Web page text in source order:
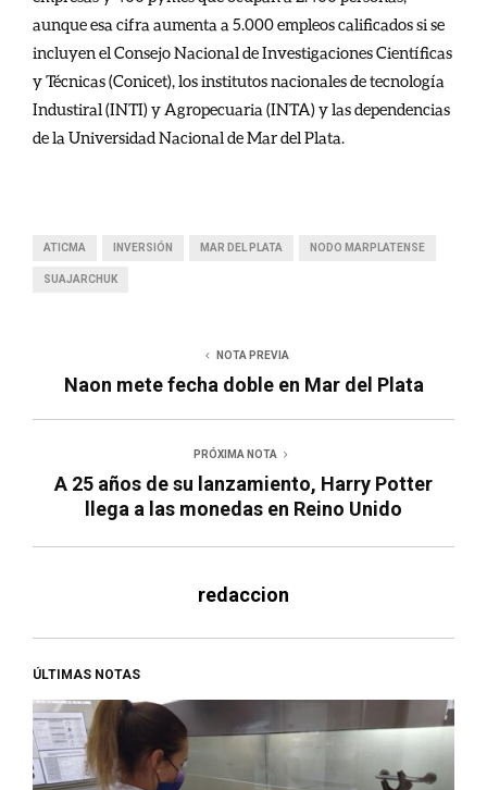
aunque esa cifra aumenta a 5.000 empleos calificados si se
incluyen el Consejo Nacional de Investigaciones Científicas
y Técnicas (Conicet), los institutos nacionales de tecnología
Industiral (INTI) y Agropecuaria (INTA) y las dependencias
de la Universidad Nacional de Mar del Plata.
ATICMA INVERSIÓN MAR DEL PLATA NODO MARPLATENSE
SUAJARCHUK
NOTA PREVIA
Naon mete fecha doble en Mar del Plata
PRÓXIMA NOTA
A 25 años de su lanzamiento, Harry Potter
llega a las monedas en Reino Unido
redaccion
ÚLTIMAS NOTAS